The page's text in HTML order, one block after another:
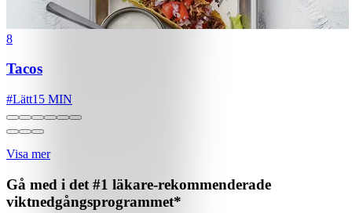
8
Tacos
#Lätt15 MIN
Visa mer
Gå med i det #1 läkare-rekommenderade
viktnedgångsprogrammet*